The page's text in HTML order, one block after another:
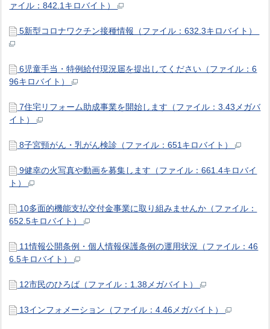
ァイル：842.1キロバイト）
5新型コロナワクチン接種情報（ファイル：632.3キロバイト）
6児童手当・特例給付現況届を提出してください（ファイル：6
96キロバイト）
7住宅リフォーム助成事業を開始します（ファイル：3.43メガバ
イト）
8子宮頸がん・乳がん検診（ファイル：651キロバイト）
9健幸の火写真や動画を募集します（ファイル：661.4キロバイ
ト）
10多面的機能支払交付金事業に取り組みませんか（ファイル：
652.5キロバイト）
11情報公開条例・個人情報保護条例の運用状況（ファイル：46
6.5キロバイト）
12市民のひろば（ファイル：1.38メガバイト）
13インフォメーション（ファイル：4.46メガバイト）